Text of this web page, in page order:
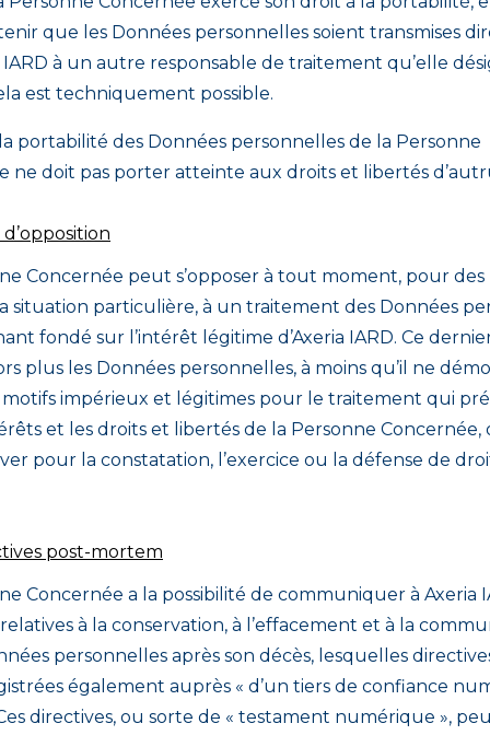
que les Données personnelles soient transmises
IARD à un autre responsable de traitement qu’elle
est techniquement possible.
portabilité des Données personnelles de la Personne
ne doit pas porter atteinte aux droits et libertés
Concernée peut s’opposer à tout moment, pour des
situation particulière, à un traitement des Données
fondé sur l’intérêt légitime d’Axeria IARD. Ce
plus les Données personnelles, à moins qu’il ne
motifs impérieux et légitimes pour le traitement qui
et les droits et libertés de la Personne Concernée,
pour la constatation, l’exercice ou la défense de
post-mortem
Concernée a la possibilité de communiquer à Axeria
à la conservation, à l’effacement et à la
personnelles après son décès, lesquelles
également auprès « d’un tiers de confiance
directives, ou sorte de « testament numérique »,